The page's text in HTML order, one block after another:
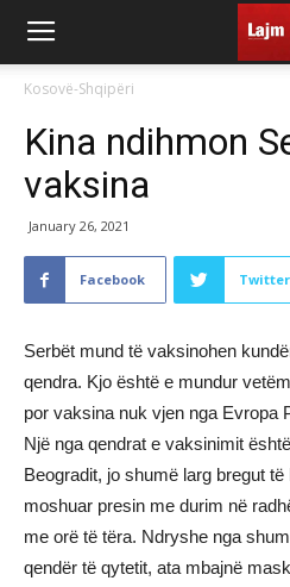
Kosovë-Shqipëri
Kina ndihmon
vaksina
January 26, 2021
Facebook Twitter
Serbët mund të vaksinohen
qendra. Kjo është e mundur
por vaksina nuk vjen nga Evropa
Një nga qendrat e vaksinimit
Beogradit, jo shumë larg bregut
moshuar presin me durim në
me orë të tëra. Ndryshe nga
qendër të qytetit, ata mbajnë